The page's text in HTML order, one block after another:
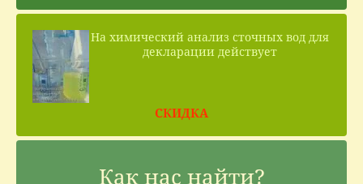
На химический анализ сточных вод для
декларации действует
СКИДКА
Как нас найти?